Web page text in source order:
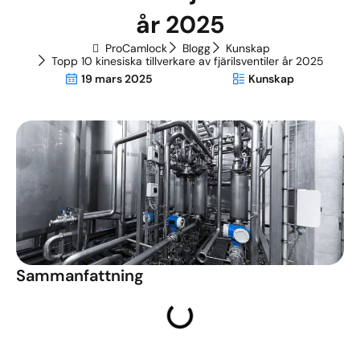
år 2025
ProCamlock Blogg
Kunskap
Topp 10 kinesiska tillverkare av fjärilsventiler år 2025
19 mars 2025
Kunskap
Sammanfattning